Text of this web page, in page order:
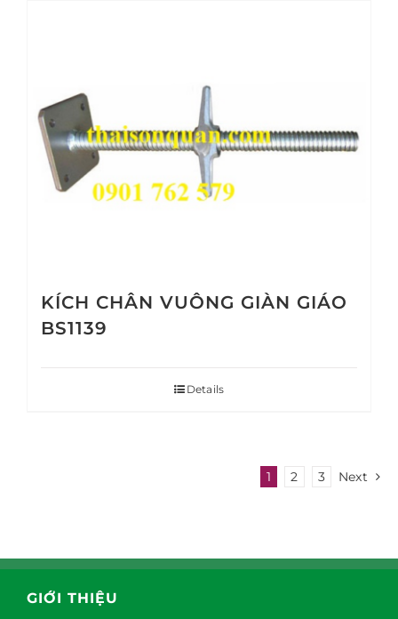
KÍCH CHÂN VUÔNG GIÀN GIÁO
BS1139
Details
1 2 3 Next
GIỚI THIỆU